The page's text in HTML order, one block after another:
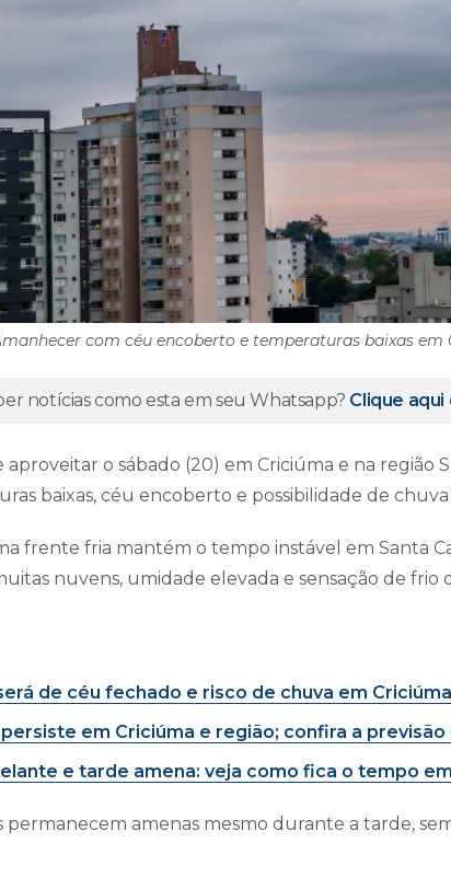
com céu encoberto e temperaturas baixas
notícias como esta em seu Whatsapp? Clique
o sábado (20) em Criciúma e na região
baixas, céu encoberto e possibilidade de
frente fria mantém o tempo instável em Santa
nuvens, umidade elevada e sensação de frio
de céu fechado e risco de chuva em Criciúma
em Criciúma e região; confira a
e tarde amena: veja como fica o tempo
permanecem amenas mesmo durante a tarde,